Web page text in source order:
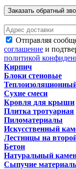
Заказать обратный
Отправляя
соглашение и
политикой
Кирпич
Блоки стеновые
Сухие смеси
Кровля для крыши
Плитка тротуарная
Пиломатериалы
Искусственный
Лестницы на
Бетон
Натуральный
Сыпучие